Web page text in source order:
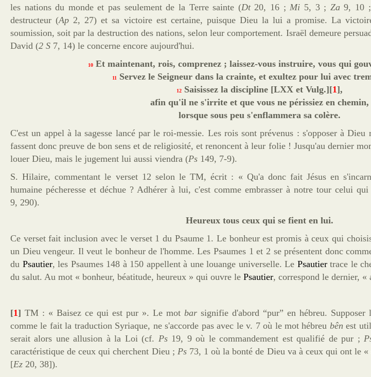
les nations du monde et pas seulement de la Terre sainte (Dt20, 16 ;Mi 5, 3 ; Za9, 10
destructeur (Ap 2, 27) et sa victoire est certaine, puisque Dieu la lui a promise. La
soumission, soit par la destruction des nations, selon leur comportement. Israël demeure
David (2 S 7, 14) le concerne encore aujourd'hui.
10Et maintenant, rois, comprenez ; laissez-vous instruire, vous qui
11Servez le Seigneur dans la crainte, et exultez pour lui avec
12Saisissez la discipline [LXX et Vulg.][1],
afin qu'il ne s'irrite et que vous ne périssiez en chemin,
lorsque sous peu s'enflammera sa colère.
C'est un appel à la sagesse lancé par le roi-messie. Les rois sont prévenus : s'opposer à
fassent donc preuve de bon sens et de religiosité, et renoncent à leur folie! Jusqu'au dernier
louer Dieu, mais le jugement lui aussi viendra (Ps 149, 7-9).
S. Hilaire, commentant le verset 12 selon le TM, écrit : « Qu'a donc fait Jésus en
humaine pécheresse et déchue ? Adhérer à lui, c'est comme embrasser à notre tour celui qui
9, 290).
Heureux tous ceux qui se fient en lui.
Ce verset fait inclusion avec le verset 1 du Psaume1. Le bonheurest promis à ceux qui
un Dieu vengeur. Il veut le bonheurde l'homme. LesPsaumes 1 et 2 se présentent donc
du Psautier, les Psaumes 148 à 150 appellent à une louange universelle. Le Psautiertrace le
du salut. Au mot « bonheur, béatitude, heureux » qui ouvre le Psautier, correspond le dernier,
[1] TM : « Baisez ce qui est pur ». Le mot bar signifie d'abord “pur” en hébreu.
comme le fait la traduction Syriaque, ne s'accorde pas avec lev. 7où le mot hébreu bên est
serait alors une allusion à la Loi (cf. Ps19, 9 où le commandement est qualifié de pur ;
caractéristique de ceux qui cherchent Dieu ; Ps73, 1 où la bonté de Dieu va à ceux qui ont le «
[Ez 20, 38]).